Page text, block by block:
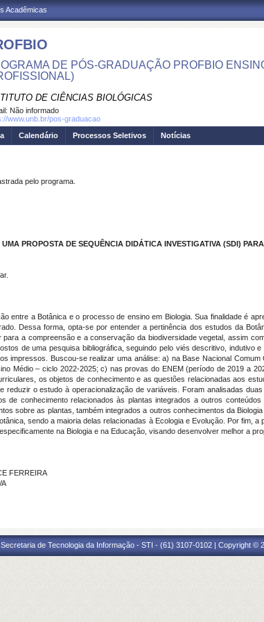
Acadêmicas
DE PÓS-GRADUAÇÃO PROFBIO
DE CIÊNCIAS BIOLÓGICAS
Não informado
www.unb.br/pos-graduacao
Calendário Processos Seletivos Notícias
pelo programa.
PROPOSTA DE SEQUÊNCIA DIDÁTICA INVESTIGATIVA (SDI)
entre a Botânica e o processo de ensino em Biologia. Sua finalidade é
Dessa forma, opta-se por entender a pertinência dos estudos da
a compreensão e a conservação da biodiversidade vegetal, assim
de uma pesquisa bibliográfica, seguindo pelo viés descritivo, indutivo
impressos. Buscou-se realizar uma análise: a) na Base Nacional
Médio – ciclo 2022-2025; c) nas provas do ENEM (período de 2019 a
os objetos de conhecimento e as questões relacionadas aos
reduzir o estudo à operacionalização de variáveis. Foram analisadas
de conhecimento relacionados às plantas integrados a outros
sobre as plantas, também integrados a outros conhecimentos da
sendo a maioria delas relacionadas à Ecologia e Evolução. Por fim,
na Biologia e na Educação, visando desenvolver melhor a
FERREIRA
de Tecnologia da Informação - STI - (61) 3107-0102 | Copyright ©